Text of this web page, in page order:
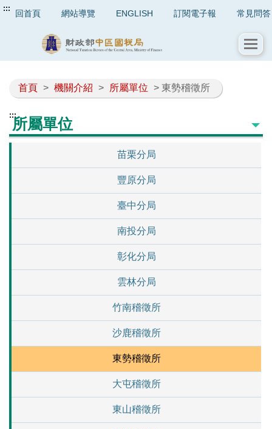
::: 回首頁 網站導覽 ENGLISH 訂閱電子報 常見問答
首頁 > 機關介紹 > 所屬單位 > 東勢稽徵所
:::所屬單位
苗栗分局
豐原分局
臺中分局
南投分局
彰化分局
雲林分局
竹南稽徵所
沙鹿稽徵所
東勢稽徵所
大屯稽徵所
東山稽徵所